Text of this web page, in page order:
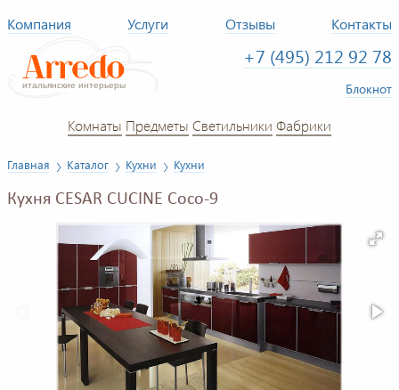
Компания Услуги Отзывы Контакты
+7 (495) 212 92 78
Блокнот
Комнаты Предметы Светильники Фабрики
Главная Каталог Кухни Кухни
Кухня CESAR CUCINE Coco-9